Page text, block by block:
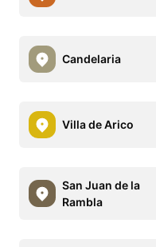
Candelaria
Villa de Arico
San Juan de la
Rambla